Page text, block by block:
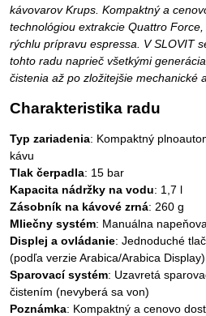
kávovarov Krups. Kompaktný a
technológiou extrakcie Quattro
rýchlu prípravu espressa. V SLOVIT
tohto radu naprieč všetkými
čistenia až po zložitejšie mechanické
Charakteristika radu
Typ zariadenia: Kompaktný
kávu
Tlak čerpadla: 15 bar
Kapacita nádržky na vodu: 1,7 l
Zásobník na kávové zrná: 260 g
Mliečny systém: Manuálna
Displej a ovládanie: Jednoduché
(podľa verzie Arabica/Arabica Display)
Sparovací systém: Uzavretá
čistením (nevyberá sa von)
Poznámka: Kompaktný a cenovo